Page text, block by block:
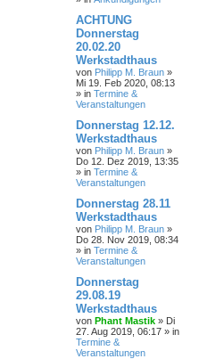
ACHTUNG
Donnerstag
20.02.20
Werkstadthaus
von Philipp M. Braun »
Mi 19. Feb 2020, 08:13
» in Termine &
Veranstaltungen
Donnerstag 12.12.
Werkstadthaus
von Philipp M. Braun »
Do 12. Dez 2019, 13:35
» in Termine &
Veranstaltungen
Donnerstag 28.11
Werkstadthaus
von Philipp M. Braun »
Do 28. Nov 2019, 08:34
» in Termine &
Veranstaltungen
Donnerstag
29.08.19
Werkstadthaus
von Phant Mastik » Di
27. Aug 2019, 06:17 » in
Termine &
Veranstaltungen